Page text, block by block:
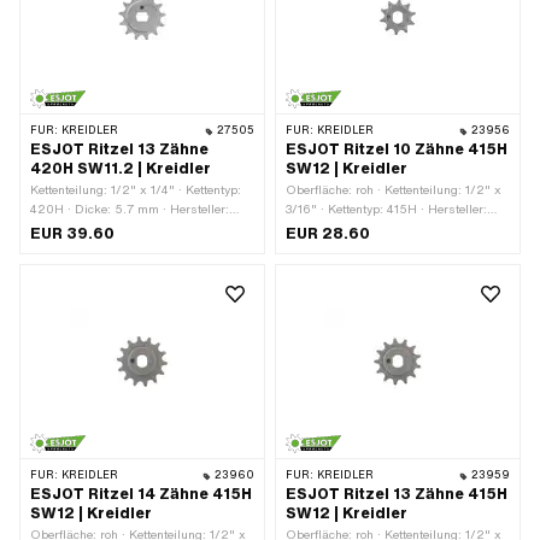
FÜR: KREIDLER 27505
ESJOT Ritzel 13 Zähne
420H SW11.2 | Kreidler
Kettenteilung: 1/2" x 1/4" · Kettentyp:
420H · Dicke: 5.7 mm · Hersteller:
ESJOT · Material: Stahl ·
EUR 39.60
FÜR: KREIDLER 23956
ESJOT Ritzel 10 Zähne 415H
SW12 | Kreidler
Oberfläche: roh · Kettenteilung: 1/2" x
3/16" · Kettentyp: 415H · Hersteller:
ESJOT · Material: Stahl · Anzahl
EUR 28.60
FÜR: KREIDLER 23960
ESJOT Ritzel 14 Zähne 415H
SW12 | Kreidler
Oberfläche: roh · Kettenteilung: 1/2" x
FÜR: KREIDLER 23959
ESJOT Ritzel 13 Zähne 415H
SW12 | Kreidler
Oberfläche: roh · Kettenteilung: 1/2" x